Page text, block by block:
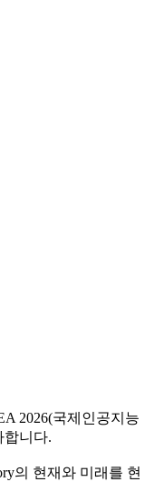
2026(국제인공지능
합니다.
의 현재와 미래를 현